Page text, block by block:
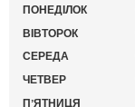
ПОНЕДІЛОК
ВІВТОРОК
СЕРЕДА
ЧЕТВЕР
ПʼЯТНИЦЯ